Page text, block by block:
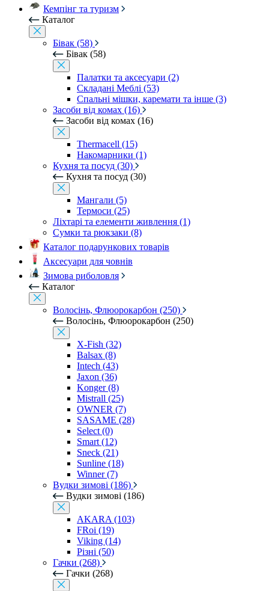
Кемпінг та туризм
Каталог
Бівак (58)
Бівак (58)
Палатки та аксесуари (2)
Складані Меблі (53)
Спальні мішки, каремати та інше (3)
Засоби від комах (16)
Засоби від комах (16)
Thermacell (15)
Накомарники (1)
Кухня та посуд (30)
Кухня та посуд (30)
Мангали (5)
Термоси (25)
Ліхтарі та елементи живлення (1)
Сумки та рюкзаки (8)
Каталог подарункових товарів
Аксесуари для човнів
Зимова риболовля
Каталог
Волосінь, Флюорокарбон (250)
Волосінь, Флюорокарбон (250)
X-Fish (32)
Balsax (8)
Intech (43)
Jaxon (36)
Konger (8)
Mistrall (25)
OWNER (7)
SASAME (28)
Select (0)
Smart (12)
Sneck (21)
Sunline (18)
Winner (7)
Вудки зимові (186)
Вудки зимові (186)
AKARA (103)
FRoi (19)
Viking (14)
Різні (50)
Гачки (268)
Гачки (268)